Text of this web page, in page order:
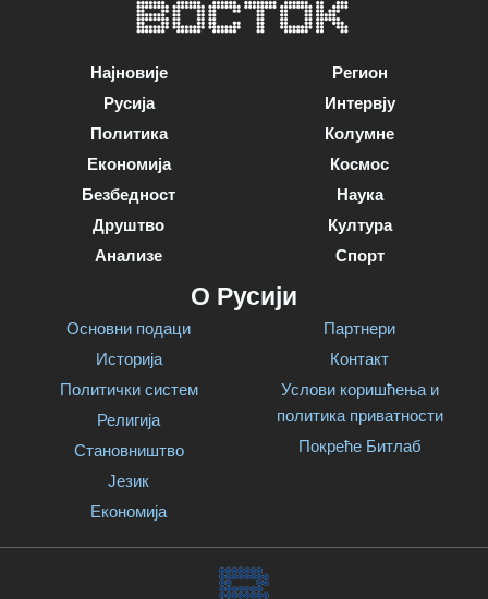
Најновије
Русија
Политика
Економија
Безбедност
Друштво
Анализе
Регион
Интервју
Колумне
Космос
Наука
Култура
Спорт
О Русији
Основни подаци
Историја
Политички систем
Религија
Становништво
Језик
Економија
Партнери
Контакт
Услови коришћења и
политика приватности
Покреће Битлаб